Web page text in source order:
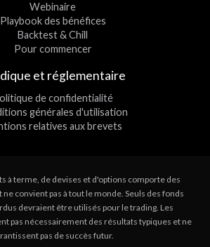
Webinaire
Playbook des bénéfices
Backtest & Chill
Pour commencer
et réglementaire
de confidentialité
générales d'utilisation
relatives aux brevets
à terme, de devises et d'options comporte des
convient pas à tout le monde. Seuls des fonds
devraient être utilisés pour le trading. Les
pas nécessairement des résultats typiques et ne
pas de succès futur.